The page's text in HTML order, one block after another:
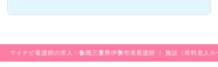
マイナビ看護師の求人・転職三重県伊勢市准看護師 ｜ 施設（有料老人